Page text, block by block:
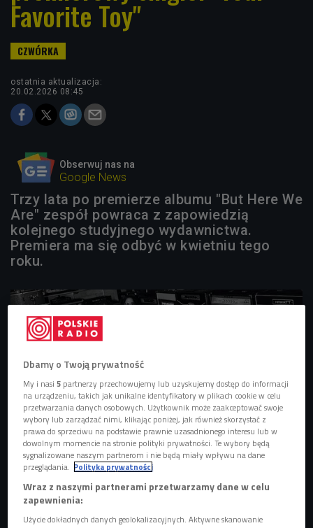
Favorite Toy"
ostatnia aktualizacja:
20.02.2026 08:45
Obserwuj nas na
Google News
Trzy lata po premierze albumu "But Here We
Are" zespół powraca z zapowiedzią
kolejnego studyjnego wydawnictwa.
Premiera ma się odbyć w kwietniu tego
roku.
Foo Fighters
Foto: Elizabeth Miranda/Sony Music Entertainment Poland/mat.
prasowe
Foo Fightersoficjalnie ogłosili szczegóły swojego 12.
studyjnego albumu. Nowy album ukaże się 24 kwietnia i
Dbamy o Twoją prywatność
My i nasi5 partnerzy przechowujemy lub uzyskujemy dostęp do informacji
na urządzeniu, takich jak unikalne identyfikatory w plikach cookie w celu
przetwarzania danych osobowych. Użytkownik może zaakceptować swoje
wybory lub zarządzać nimi, klikając poniżej, jak również skorzystać z
prawa do sprzeciwu na podstawie prawnie uzasadnionego interesu lub w
dowolnym momencie na stronie polityki prywatności. Te wybory będą
sygnalizowane naszym partnerom i nie będą miały wpływu na dane
przeglądania. Polityka prywatności
Wraz z naszymi partnerami przetwarzamy dane w celu
zapewnienia:
Użycie dokładnych danych geolokalizacyjnych. Aktywne skanowanie